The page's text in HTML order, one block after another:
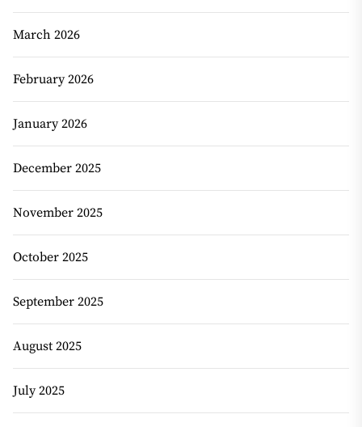
March 2026
February 2026
January 2026
December 2025
November 2025
October 2025
September 2025
August 2025
July 2025